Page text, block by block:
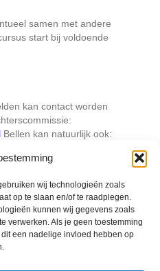
wij technologieën zoals
op te slaan en/of te raadplegen.
kunnen wij gegevens zoals
verwerken. Als je geen toestemming
een nadelige invloed hebben op
samen met andere
start bij voldoende
kan contact worden
Bellen kan natuurlijk ook:
2017